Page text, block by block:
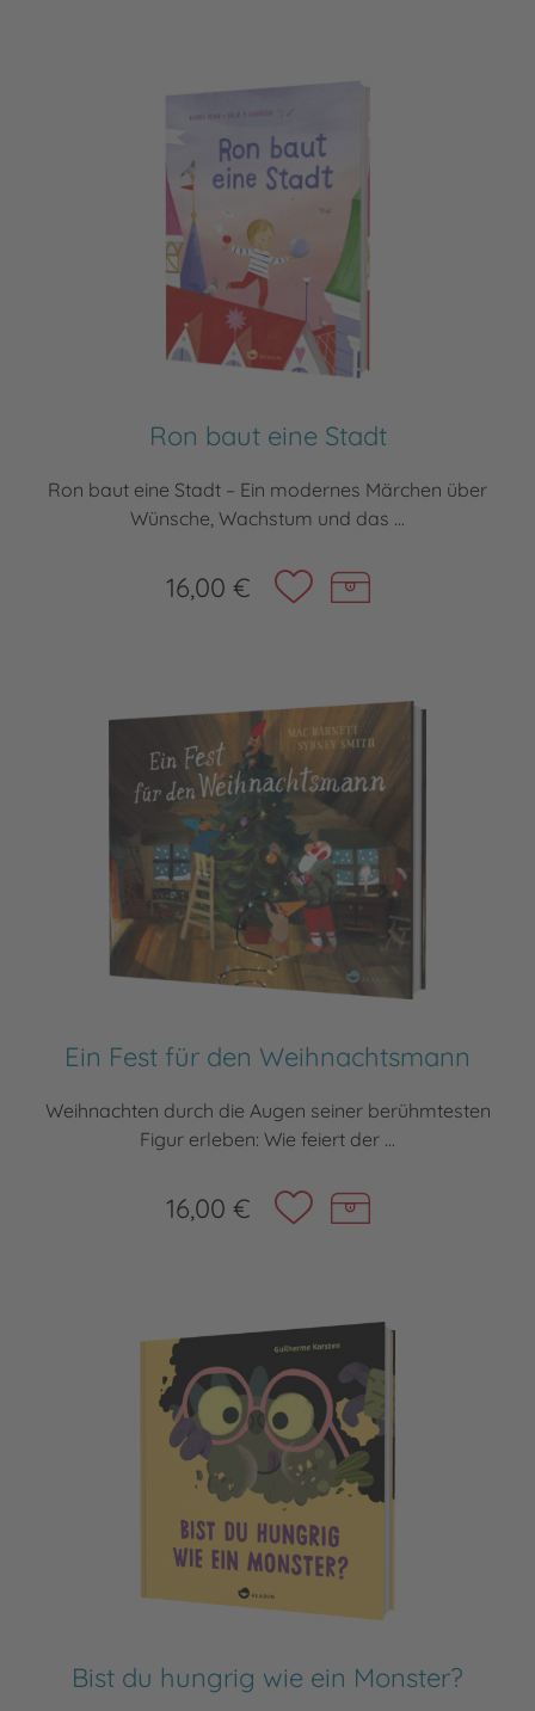
Ron baut eine Stadt
Ron baut eine Stadt – Ein modernes Märchen über
Wünsche, Wachstum und das ...
16,00 €
Ein Fest für den Weihnachtsmann
Weihnachten durch die Augen seiner berühmtesten
Figur erleben: Wie feiert der ...
16,00 €
Bist du hungrig wie ein Monster?